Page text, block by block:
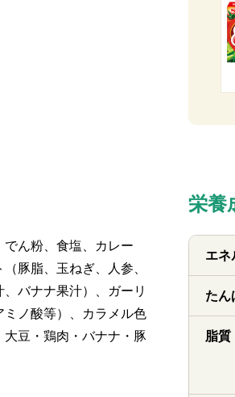
ん粉、食塩、カレー
豚脂、玉ねぎ、人参、
バナナ果汁）、ガーリ
ノ酸等）、カラメル色
豆・鶏肉・バナナ・豚
栄養
エネ
たん
脂質